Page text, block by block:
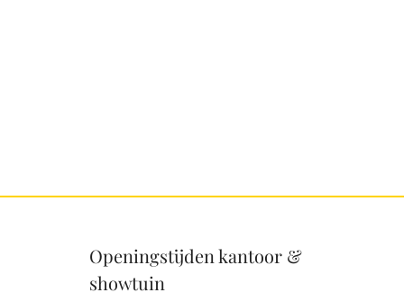
Openingstijden kantoor &
showtuin